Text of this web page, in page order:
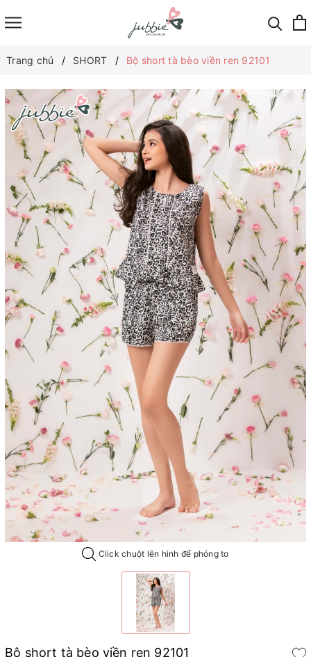
Trang chủ SHORT Bộ short tà bèo viền ren 92101
Click chuột lên hình để phóng to
Bộ short tà bèo viền ren 92101